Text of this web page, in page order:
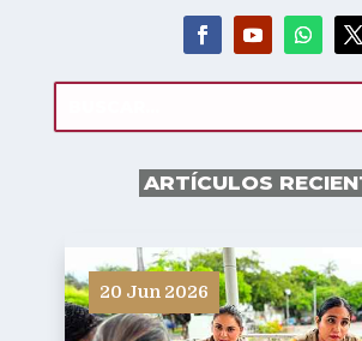
ARTÍCULOS
20 Jun 2026